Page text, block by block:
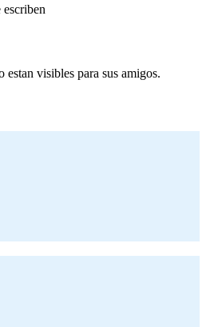
escriben
visibles para sus amigos.